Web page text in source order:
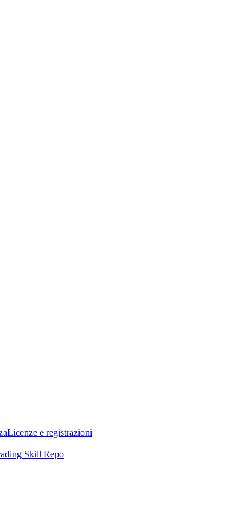
Licenze e registrazioni
Skill Repo